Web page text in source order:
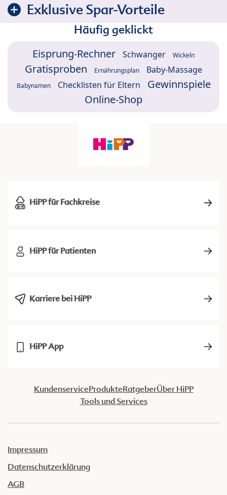
Exklusive Spar-Vorteile
Häufig geklickt
Eisprung-Rechner Schwanger Wickeln
Gratisproben Ernährungsplan Baby-Massage
Babynamen Checklisten für Eltern
Gewinnspiele
Online-Shop
HiPP für Fachkreise
HiPP für Patienten
Karriere bei HiPP
HiPP App
KundenserviceProdukteRatgeberÜber HiPP
Tools und Services
Impressum
Datenschutzerklärung
AGB